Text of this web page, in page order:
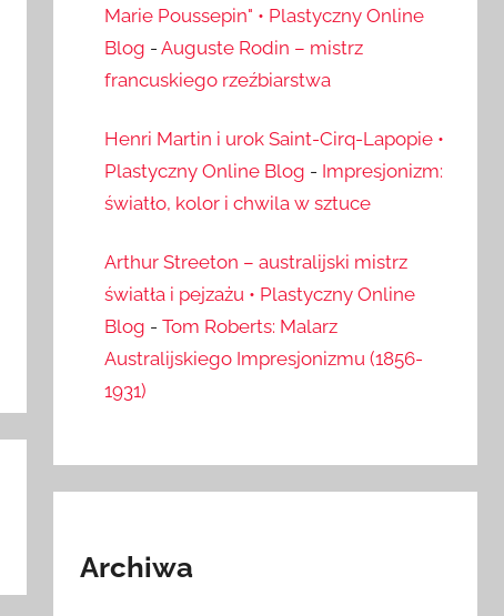
Marie Poussepin" • Plastyczny Online
Blog - Auguste Rodin – mistrz
francuskiego rzeźbiarstwa
Henri Martin i urok Saint-Cirq-Lapopie •
Plastyczny Online Blog - Impresjonizm:
światło, kolor i chwila w sztuce
Arthur Streeton – australijski mistrz
światła i pejzażu • Plastyczny Online
Blog - Tom Roberts: Malarz
Australijskiego Impresjonizmu (1856-
1931)
Archiwa